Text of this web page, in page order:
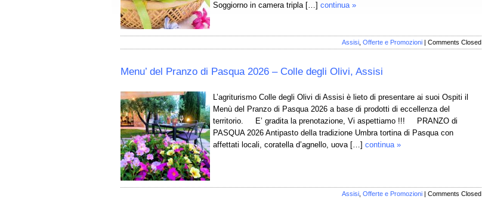
Soggiorno in camera tripla […] continua »
Assisi Offerte e Promozioni | Comments Closed
Menu’ del Pranzo di Pasqua 2026 – Colle degli Olivi, Assisi
L’agriturismo Colle degli Olivi di Assisi è lieto di presentare ai suoi Ospiti il
Menù del Pranzo di Pasqua 2026 a base di prodotti di eccellenza del
territorio. E’ gradita la prenotazione, Vi aspettiamo !!! PRANZO di
PASQUA 2026 Antipasto della tradizione Umbra tortina di Pasqua con
affettati locali, coratella d’agnello, uova […] continua »
Assisi Offerte e Promozioni | Comments Closed